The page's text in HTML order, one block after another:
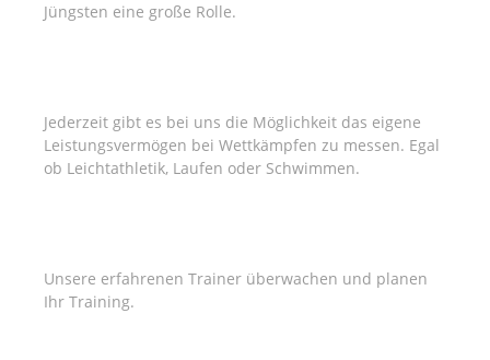
Jüngsten eine große Rolle.
Jederzeit gibt es bei uns die Möglichkeit das eigene
Leistungsvermögen bei Wettkämpfen zu messen. Egal
ob Leichtathletik, Laufen oder Schwimmen.
Unsere erfahrenen Trainer überwachen und planen
Ihr Training.